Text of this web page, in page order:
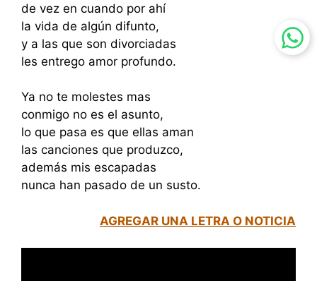
de vez en cuando por ahí
la vida de algún difunto,
y a las que son divorciadas
les entrego amor profundo.
Ya no te molestes mas
conmigo no es el asunto,
lo que pasa es que ellas aman
las canciones que produzco,
además mis escapadas
nunca han pasado de un susto.
AGREGAR UNA LETRA O NOTICIA